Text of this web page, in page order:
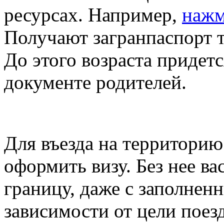
ресурсах. Например,
Получают загранпаспорт
До этого возраста
документе родителей.
Для въезда на
оформить визу. Без нее
границу, даже с
зависимости от цели